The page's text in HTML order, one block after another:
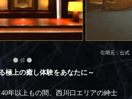
引用元：公式
極上の癒し体験をあなたに～
40年以上もの間、西川口エリアの紳士